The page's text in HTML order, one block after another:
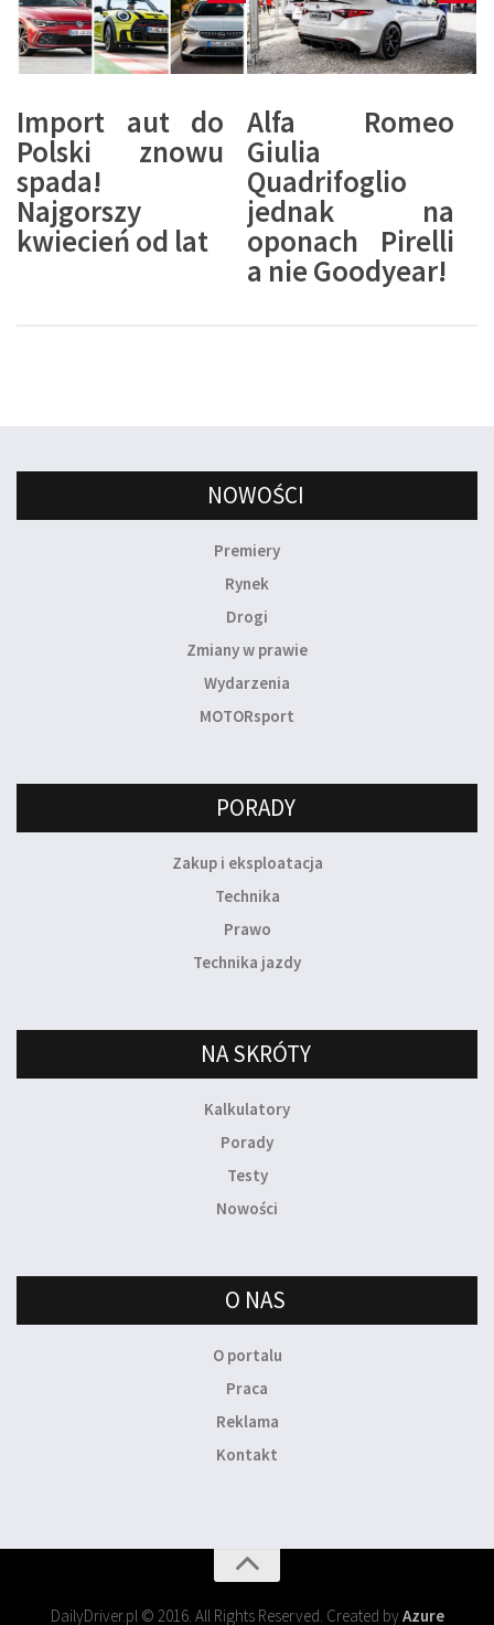
Import aut do
Polski znowu
spada!
Najgorszy
kwiecień od lat
Alfa Romeo
Giulia
Quadrifoglio
jednak na
oponach Pirelli
a nie Goodyear!
NOWOŚCI
Premiery
Rynek
Drogi
Zmiany w prawie
Wydarzenia
MOTORsport
PORADY
Zakup i eksploatacja
Technika
Prawo
Technika jazdy
NA SKRÓTY
Kalkulatory
Porady
Testy
Nowości
O NAS
O portalu
Praca
Reklama
Kontakt
DailyDriver.pl © 2016. All Rights Reserved. Created byAzure